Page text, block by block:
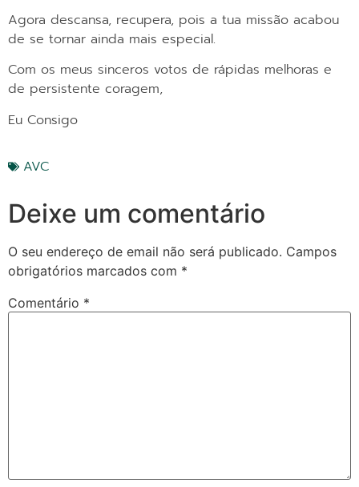
Agora descansa, recupera, pois a tua missão acabou
de se tornar ainda mais especial.
Com os meus sinceros votos de rápidas melhoras e
de persistente coragem,
Eu Consigo
AVC
Deixe um comentário
O seu endereço de email não será publicado. Campos
obrigatórios marcados com *
Comentário *